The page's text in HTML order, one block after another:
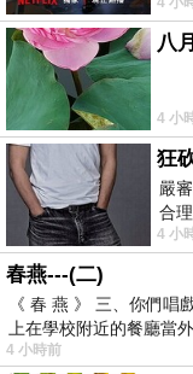
民
八
4 小
狂
嚴
合
要
4 小
春燕---(二)
《 春 燕 》 三、你們唱
上在學校附近的餐廳當
4 小時前